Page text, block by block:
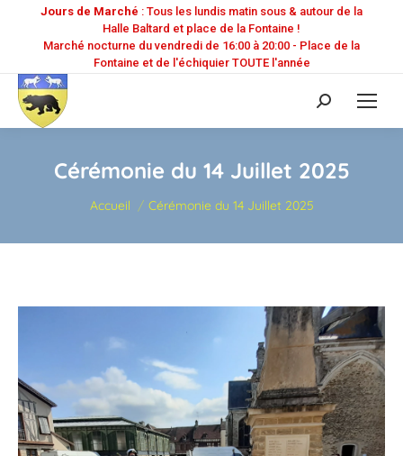
Jours de Marché : Tous les lundis matin sous & autour de la
Halle Baltard et place de la Fontaine !
Marché nocturne du vendredi de 16:00 à 20:00 - Place de la
Fontaine et de l'échiquier TOUTE l'année
Recherche
:
Cérémonie du 14 Juillet 2025
Vous êtes ici :
Accueil Cérémonie du 14 Juillet 2025